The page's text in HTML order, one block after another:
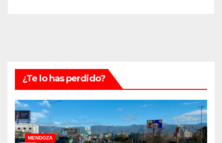
¿Te lo has perdido?
MENDOZA